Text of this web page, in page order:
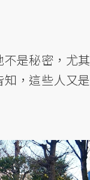
是秘密，尤其
，這些人又是